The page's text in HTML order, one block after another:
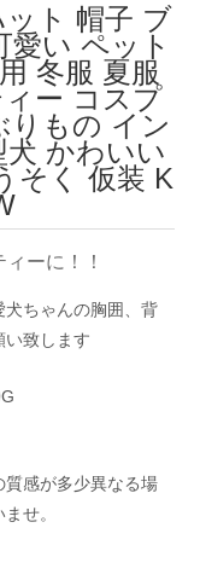
ト 帽子 ブ
い ペット
冬服 夏服
ー コスプ
りもの イン
かわいい
そく 仮装 K
ーに！！
ちゃんの胸囲、背
い致します
感が多少異なる場
せ。